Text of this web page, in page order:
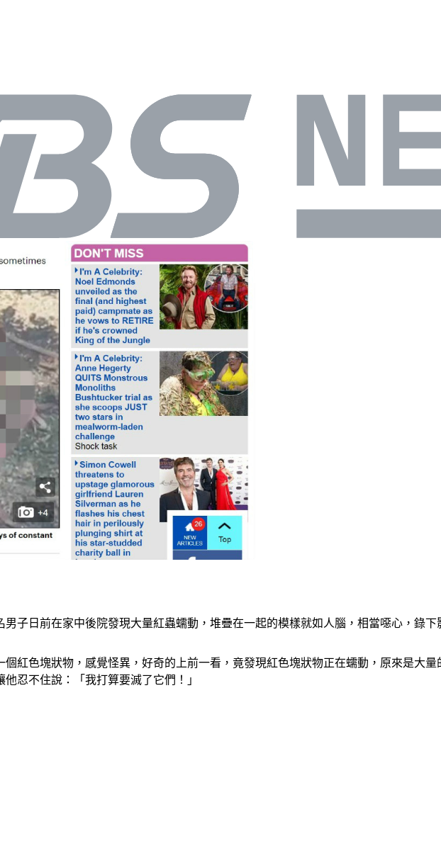
子日前在家中後院發現大量紅蟲蠕動，堆疊在一起的模樣就如人腦，相當噁心，錄下
紅色塊狀物，感覺怪異，好奇的上前一看，竟發現紅色塊狀物正在蠕動，原來是大
忍不住說：「我打算要滅了它們！」